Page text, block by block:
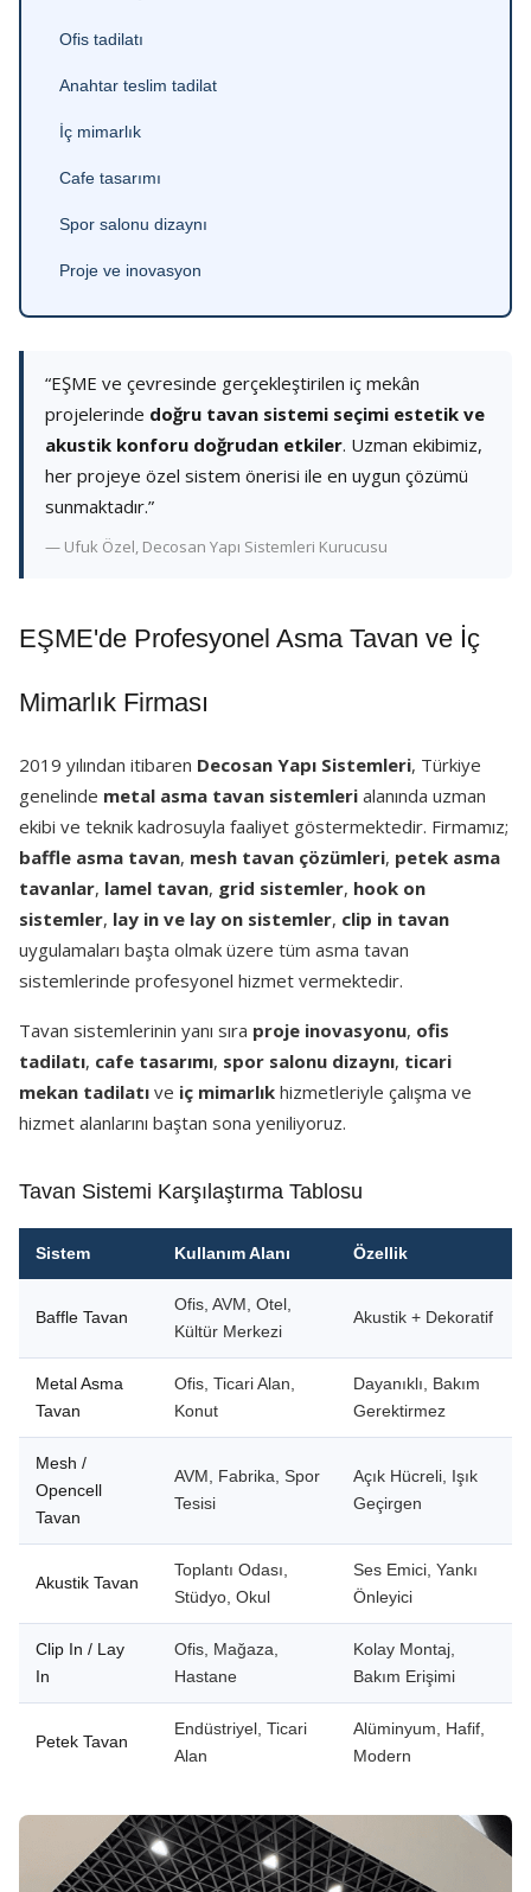
Ofis tadilatı
Anahtar teslim tadilat
İç mimarlık
Cafe tasarımı
Spor salonu dizaynı
Proje ve inovasyon
“EŞME ve çevresinde gerçekleştirilen iç mekân
projelerinde doğru tavan sistemi seçimi estetik ve
akustik konforu doğrudan etkiler. Uzman ekibimiz,
her projeye özel sistem önerisi ile en uygun çözümü
sunmaktadır.”
— Ufuk Özel, Decosan Yapı Sistemleri Kurucusu
EŞME'de Profesyonel Asma Tavan ve İç
Mimarlık Firması
2019 yılından itibaren Decosan Yapı Sistemleri, Türkiye
genelinde metal asma tavan sistemleri alanında uzman
ekibi ve teknik kadrosuyla faaliyet göstermektedir. Firmamız;
baffle asma tavan, mesh tavan çözümleri, petek asma
tavanlar, lamel tavan, grid sistemler, hook on
sistemler, lay in ve lay on sistemler, clip in tavan
uygulamaları başta olmak üzere tüm asma tavan
sistemlerinde profesyonel hizmet vermektedir.
Tavan sistemlerinin yanı sıra proje inovasyonu, ofis
tadilatı, cafe tasarımı, spor salonu dizaynı, ticari
mekan tadilatı ve iç mimarlık hizmetleriyle çalışma ve
hizmet alanlarını baştan sona yeniliyoruz.
Tavan Sistemi Karşılaştırma Tablosu
Sistem Kullanım Alanı Özellik
Baffle Tavan
Ofis, AVM, Otel,
Kültür Merkezi
Akustik + Dekoratif
Metal Asma
Tavan
Ofis, Ticari Alan,
Konut
Dayanıklı, Bakım
Gerektirmez
Mesh /
Opencell
Tavan
AVM, Fabrika, Spor
Tesisi
Açık Hücreli, Işık
Geçirgen
Akustik Tavan
Toplantı Odası,
Stüdyo, Okul
Ses Emici, Yankı
Önleyici
Clip In / Lay
In
Ofis, Mağaza,
Hastane
Kolay Montaj,
Bakım Erişimi
Petek Tavan
Endüstriyel, Ticari
Alan
Alüminyum, Hafif,
Modern